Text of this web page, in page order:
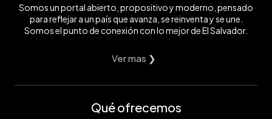
Somos un portal abierto, propositivo y moderno, pensado
para reflejar a un país que avanza, se reinventa y se une.
Somos el punto de conexión con lo mejor de El Salvador.
Ver mas ❯
Qué ofrecemos